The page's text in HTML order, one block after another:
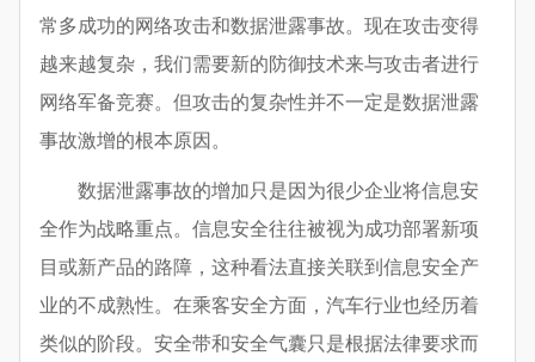
常多成功的网络攻击和数据泄露事故。现在攻击变得
越来越复杂，我们需要新的防御技术来与攻击者进行
网络军备竞赛。但攻击的复杂性并不一定是数据泄露
事故激增的根本原因。
数据泄露事故的增加只是因为很少企业将信息安
全作为战略重点。信息安全往往被视为成功部署新项
目或新产品的路障，这种看法直接关联到信息安全产
业的不成熟性。在乘客安全方面，汽车行业也经历着
类似的阶段。安全带和安全气囊只是根据法律要求而